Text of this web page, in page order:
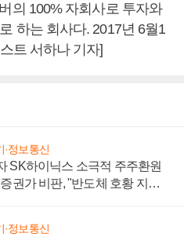
의 100% 자회사로 투자와
하는 회사다. 2017년 6월1
트 서하나 기자]
·정보통신
SK하이닉스 소극적 주주환원
권가 비판, "반도체 호황 지속
·정보통신